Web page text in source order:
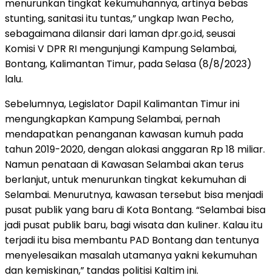
menurunkan tingkat kekumuhannya, artinya bebas
stunting, sanitasi itu tuntas,” ungkap Iwan Pecho,
sebagaimana dilansir dari laman dpr.go.id, seusai
Komisi V DPR RI mengunjungi Kampung Selambai,
Bontang, Kalimantan Timur, pada Selasa (8/8/2023)
lalu.
Sebelumnya, Legislator Dapil Kalimantan Timur ini
mengungkapkan Kampung Selambai, pernah
mendapatkan penanganan kawasan kumuh pada
tahun 2019-2020, dengan alokasi anggaran Rp 18 miliar.
Namun penataan di Kawasan Selambai akan terus
berlanjut, untuk menurunkan tingkat kekumuhan di
Selambai. Menurutnya, kawasan tersebut bisa menjadi
pusat publik yang baru di Kota Bontang. “Selambai bisa
jadi pusat publik baru, bagi wisata dan kuliner. Kalau itu
terjadi itu bisa membantu PAD Bontang dan tentunya
menyelesaikan masalah utamanya yakni kekumuhan
dan kemiskinan,” tandas politisi Kaltim ini.